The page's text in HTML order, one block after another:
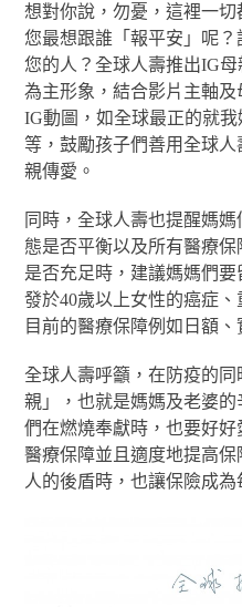
想對你說，勿憂，這裡一切
您最想跟誰「報平安」呢
您的人？全球人壽推出IG
為主形象，結合影片主軸及
IG動圖，如全球最正的就
等，鼓勵孩子們善用全球
親傳愛。
同時，全球人壽也提醒媽
態是否平衡以及所有醫療
是否充足時，建議媽媽們
發於40歲以上女性的癌症
目前的醫療保障例如日額
全球人壽呼籲，在防疫的
親」，也就是媽媽及老婆
們在燃燒奉獻時，也要好
醫療保障並且適度地提高
人的後盾時，也讓保險成